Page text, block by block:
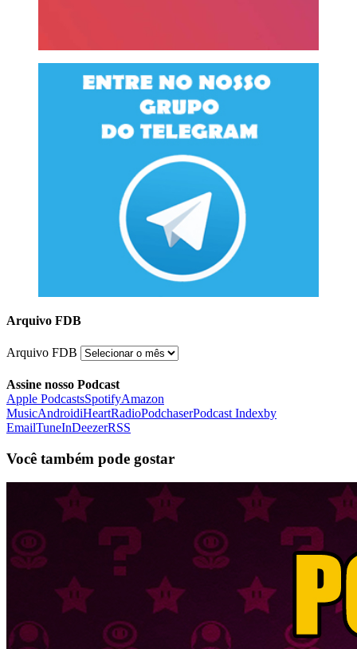
Arquivo FDB
Arquivo FDB
Assine nosso Podcast
Apple PodcastsSpotifyAmazon
MusicAndroidiHeartRadioPodchaserPodcast Indexby
EmailTuneInDeezerRSS
Você também pode gostar